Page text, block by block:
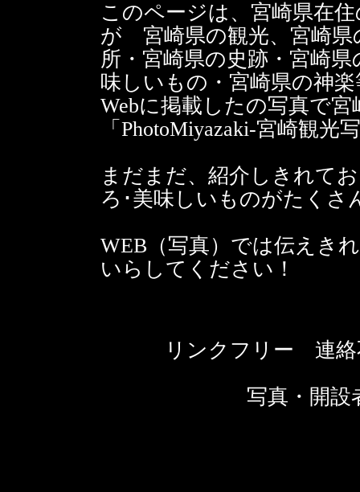
このページは、宮崎県在
が 宮崎県の観光、宮崎県
所・宮崎県の史跡・宮崎
味しいもの・宮崎県の神
Webに掲載したの写真で
「PhotoMiyazaki-宮崎観
まだまだ、紹介しきれて
ろ･美味しいものがたくさ
WEB（写真）では伝えき
いらしてください！
リンクフリー 連絡
写真・開